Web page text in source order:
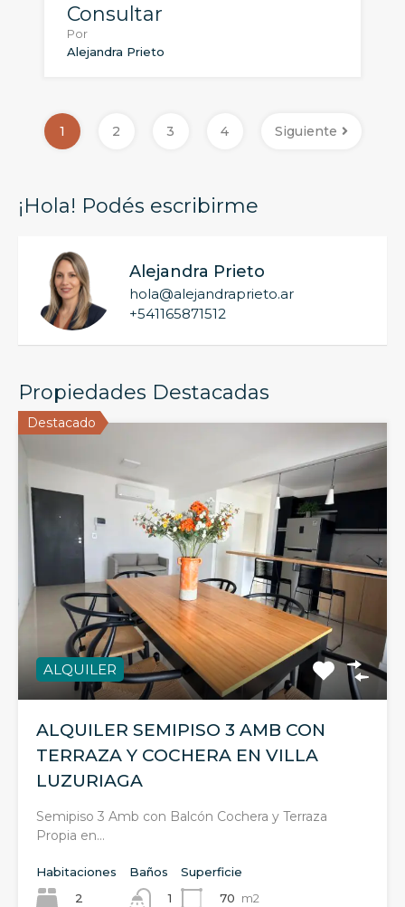
Consultar
Por
Alejandra Prieto
1 2 3 4 Siguiente
¡Hola! Podés escribirme
Alejandra Prieto
hola@alejandraprieto.ar
+541165871512
Propiedades Destacadas
Destacado
ALQUILER
ALQUILER SEMIPISO 3 AMB CON
TERRAZA Y COCHERA EN VILLA
LUZURIAGA
Semipiso 3 Amb con Balcón Cochera y Terraza
Propia en…
Habitaciones
2
Baños
1
Superficie
70 m2